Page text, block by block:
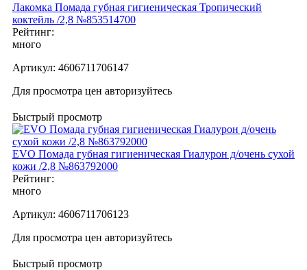
Лакомка Помада губная гигиеническая Тропический
коктейль /2,8 №853514700
Рейтинг:
много
Артикул: 4606711706147
Для просмотра цен авторизуйтесь
Быстрый просмотр
EVO Помада губная гигиеническая Гиалурон д/очень сухой
кожи /2,8 №863792000
Рейтинг:
много
Артикул: 4606711706123
Для просмотра цен авторизуйтесь
Быстрый просмотр